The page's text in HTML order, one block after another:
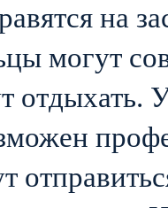
на
могут
отдыхать.